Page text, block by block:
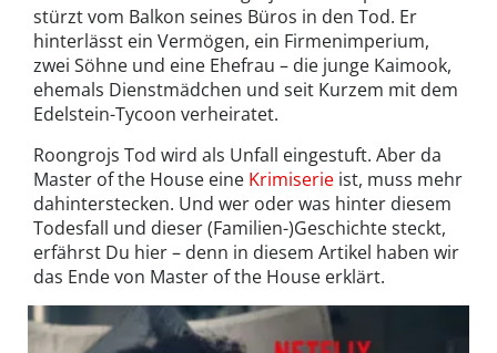
stürzt vom Balkon seines Büros in den Tod. Er
hinterlässt ein Vermögen, ein Firmenimperium,
zwei Söhne und eine Ehefrau – die junge Kaimook,
ehemals Dienstmädchen und seit Kurzem mit dem
Edelstein-Tycoon verheiratet.
Roongrojs Tod wird als Unfall eingestuft. Aber da
Master of the House eine Krimiserie ist, muss mehr
dahinterstecken. Und wer oder was hinter diesem
Todesfall und dieser (Familien-)Geschichte steckt,
erfährst Du hier – denn in diesem Artikel haben wir
das Ende von Master of the House erklärt.